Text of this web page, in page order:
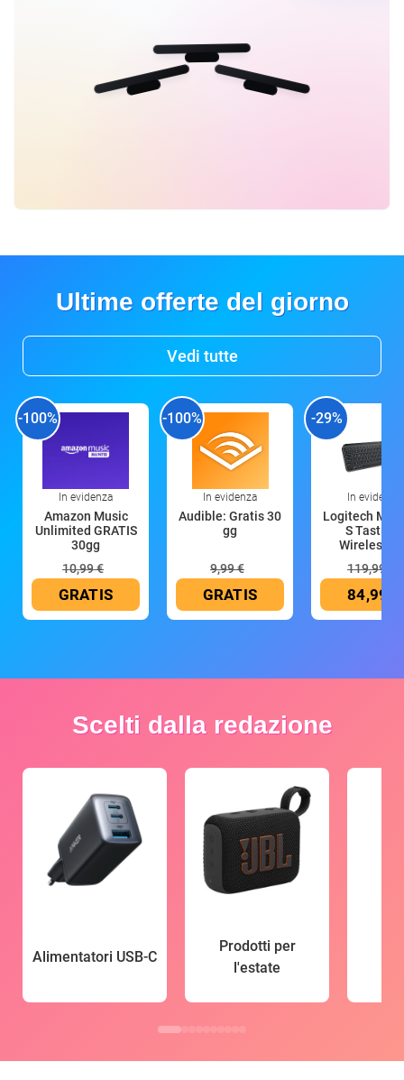
Ultime offerte del giorno
Vedi tutte
-100%
In evidenza
Amazon Music
Unlimited GRATIS
30gg
10,99 €
GRATIS
-100%
In evidenza
Audible: Gratis 30
gg
9,99 €
GRATIS
-29%
In evidenza
Logitech MX
S Tastiera
Wireless
119,99 €
84,99 €
Scelti dalla redazione
Alimentatori USB-C
Prodotti per
l'estate